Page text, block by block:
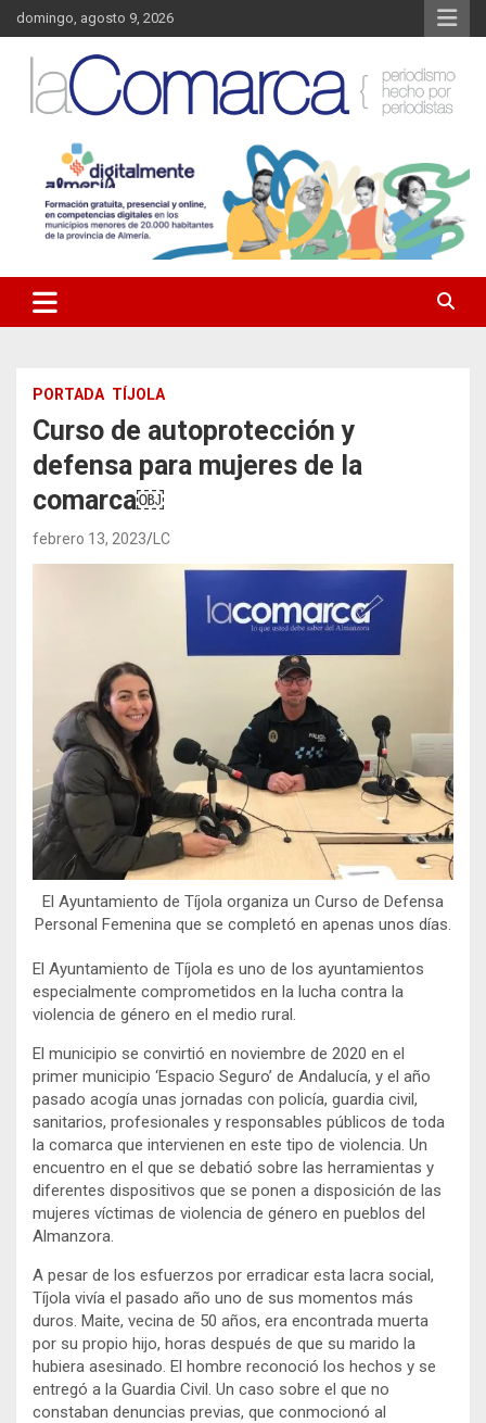
Saltar
al
contenido
domingo, agosto 9, 2026
La Comarca – Noticias del
Almanzora
Almanzora y sus localidades.
PORTADA TÍJOLA
Curso de autoprotección y
defensa para mujeres de la
comarca￼
febrero 13, 2023 LC
El Ayuntamiento de Tíjola organiza un Curso de Defensa
Personal Femenina que se completó en apenas unos días.
El Ayuntamiento de Tíjola es uno de los ayuntamientos
especialmente comprometidos en la lucha contra la
violencia de género en el medio rural.
El municipio se convirtió en noviembre de 2020 en el
primer municipio ‘Espacio Seguro’ de Andalucía, y el año
pasado acogía unas jornadas con policía, guardia civil,
sanitarios, profesionales y responsables públicos de toda
la comarca que intervienen en este tipo de violencia. Un
encuentro en el que se debatió sobre las herramientas y
diferentes dispositivos que se ponen a disposición de las
mujeres víctimas de violencia de género en pueblos del
Almanzora.
A pesar de los esfuerzos por erradicar esta lacra social,
Tíjola vivía el pasado año uno de sus momentos más
duros. Maite, vecina de 50 años, era encontrada muerta
por su propio hijo, horas después de que su marido la
hubiera asesinado. El hombre reconoció los hechos y se
entregó a la Guardia Civil. Un caso sobre el que no
constaban denuncias previas, que conmocionó al